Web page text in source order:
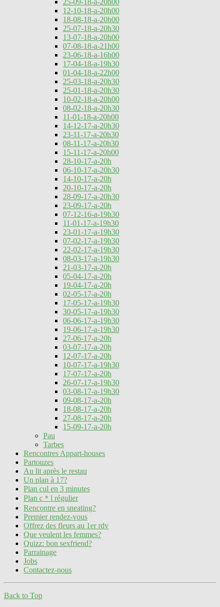
25-09-18-a-20h00
12-10-18-a-20h00
18-08-18-a-20h00
25-07-18-a-20h30
13-07-18-a-20h00
07-08-18-a-21h00
23-06-18-a-16h00
17-04-18-a-19h30
01-04-18-a-22h00
25-03-18-a-20h30
25-01-18-a-20h30
10-02-18-a-20h00
08-02-18-a-20h30
11-01-18-a-20h00
14-12-17-a-20h30
23-11-17-a-20h30
08-11-17-a-20h30
15-11-17-a-20h00
28-10-17-a-20h
06-10-17-a-20h30
14-10-17-a-20h
20-10-17-a-20h
28-09-17-a-20h30
23-09-17-a-20h
07-12-16-a-19h30
11-01-17-a-19h30
23-01-17-a-19h30
07-02-17-a-19h30
22-02-17-a-19h30
08-03-17-a-19h30
21-03-17-a-20h
05-04-17-a-20h
19-04-17-a-20h
02-05-17-a-20h
17-05-17-a-19h30
30-05-17-a-19h30
06-06-17-a-19h30
19-06-17-a-19h30
27-06-17-a-20h
03-07-17-a-20h
12-07-17-a-20h
10-07-17-a-19h30
17-07-17-a-20h
26-07-17-a-19h30
03-08-17-a-19h30
09-08-17-a-20h
18-08-17-a-20h
27-08-17-a-20h
15-09-17-a-20h
Pau
Tarbes
Rencontres Appart-houses
Partouzes
Au lit après le restau
Un plan à 17?
Plan cul en 3 minutes
Plan c＊l régulier
Rencontre en sneating?
Premier rendez-vous
Offrez des fleurs au 1er rdv
Que veulent les femmes?
Quizz: bon sexfriend?
Parrainage
Jobs
Contactez-nous
Back to Top